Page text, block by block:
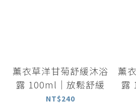
薰衣草洋甘菊舒緩沐浴
露 100ml｜放鬆舒緩
NT$240
薰
露